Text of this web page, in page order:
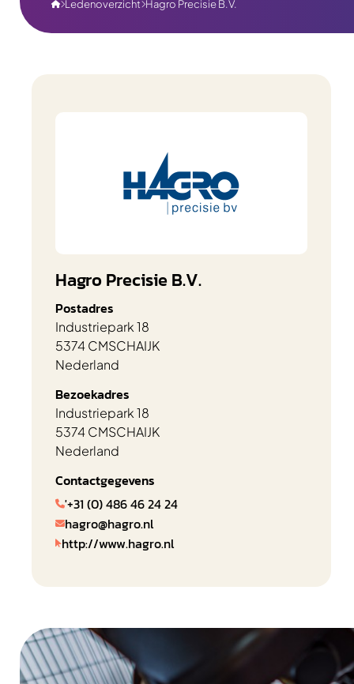
Ledenoverzicht Hagro Precisie B.V.
Hagro Precisie B.V.
Postadres
Industriepark 18
5374 CMSCHAIJK
Nederland
Bezoekadres
Industriepark 18
5374 CMSCHAIJK
Nederland
Contactgegevens
'+31 (0) 486 46 24 24
hagro@hagro.nl
http://www.hagro.nl